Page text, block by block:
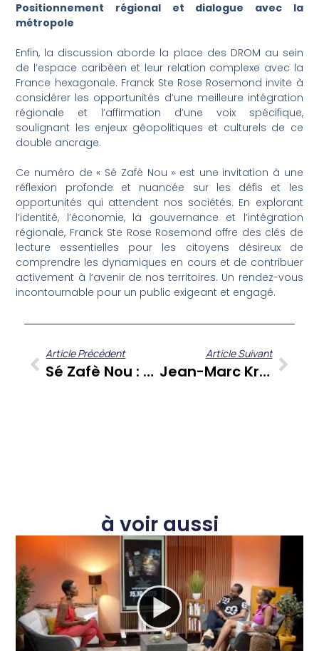
Positionnement régional et dialogue avec la
métropole
Enfin, la discussion aborde la place des DROM au sein
de l’espace caribéen et leur relation complexe avec la
France hexagonale. Franck Ste Rose Rosemond invite à
considérer les opportunités d’une meilleure intégration
régionale et l’affirmation d’une voix spécifique,
soulignant les enjeux géopolitiques et culturels de ce
double ancrage.
Ce numéro de « Sé Zafè Nou » est une invitation à une
réflexion profonde et nuancée sur les défis et les
opportunités qui attendent nos sociétés. En explorant
l’identité, l’économie, la gouvernance et l’intégration
régionale, Franck Ste Rose Rosemond offre des clés de
lecture essentielles pour les citoyens désireux de
comprendre les dynamiques en cours et de contribuer
activement à l’avenir de nos territoires. Un rendez-vous
incontournable pour un public exigeant et engagé.
Article Précédent
Sé Zafè Nou : Jean Michel Criquet Partage Son Regard Éclairé Sur Les Enjeux Sociétaux Caribéens
Article Suivant
Jean-Marc Kromwel Reçoit Yvan Poulaille Pour Un Regard Incisif Sur Notre Société Dans Sé Zafè Nou
à voir aussi